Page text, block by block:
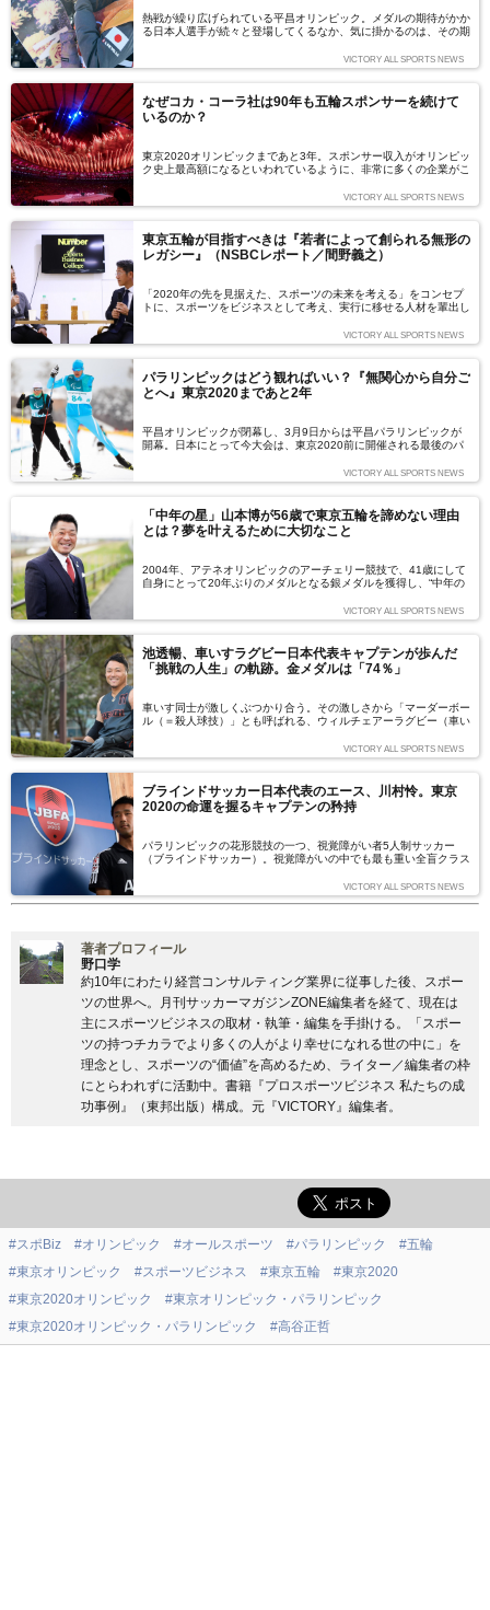
熱戦が繰り広げられている平昌オリンピック。メダルの期待がかか
る日本人選手が続々と登場してくるなか、気に掛かるのは、その期
ビッグイベントではしばしば、日本人選手がテレビの向こうにいる
ファンに向けて、涙ながらに謝る姿を目にしてきた。なぜ日本人選
か？ 平昌オリンピックが開催中で、東京オリンピックを2年後に
控えている今だからこそ、あらためて考えてみたい。（文＝谷口輝
世子）
VICTORY ALL SPORTS NEWS
なぜコカ・コーラ社は90年も五輪スポンサーを続けて
いるのか？
東京2020オリンピックまであと3年。スポンサー収入がオリンピッ
ク史上最高額になるといわれているように、非常に多くの企業がこ
る。だが同時に、スポンサー契約を結んだまではいいものの、そこ
から具体的にどうしたらいいのか分からないという声も聞かれる。
FIFA（国際サッカー連盟）パートナーを務めるコカ・コーラ社
が、いかにしてスポンサーシップを活用し、確固たるブランドを築
き上げているのか、そのスポーツマーケティングの極意・前編をお
VICTORY ALL SPORTS NEWS
東京五輪が目指すべきは『若者によって創られる無形の
レガシー』（NSBCレポート／間野義之）
「2020年の先を見据えた、スポーツの未来を考える」をコンセプ
トに、スポーツをビジネスとして考え、実行に移せる人材を輩出し
なる講義でゲストに迎えられたのは、早稲田大学スポーツ科学学術
院教授、そして東京オリンピック・パラリンピック競技大会組織委
て、「スポーツで日本を良くしたい」という思いからスポーツ政策
でレガシー創造に励む。（取材・文：新川諒 写真：荒川祐史）
VICTORY ALL SPORTS NEWS
パラリンピックはどう観ればいい？『無関心から自分ご
とへ』東京2020まであと2年
平昌オリンピックが閉幕し、3月9日からは平昌パラリンピックが
開幕。日本にとって今大会は、東京2020前に開催される最後のパ
ンピック委員会（IPC）は、パラアスリートが不可能を可能にして
いく様を通じて、社会変革を促していくことを目的に据えていま
のか――。障がい者スポーツの教育活動やメディアの立場で活動を
続けている3名の言葉とともに考えたいと思います。（取材・文＝
吉田直人）
VICTORY ALL SPORTS NEWS
「中年の星」山本博が56歳で東京五輪を諦めない理由
とは？夢を叶えるために大切なこと
2004年、アテネオリンピックのアーチェリー競技で、41歳にして
自身にとって20年ぶりのメダルとなる銀メダルを獲得し、“中年の
になった今も東京2020オリンピックを目指し、第一線で戦ってい
る。年齢を重ねても失われない競技へのモチベーションはどこから
めない心の持ち方について聞いた。（取材・構成＝大塚一樹）
VICTORY ALL SPORTS NEWS
池透暢、車いすラグビー日本代表キャプテンが歩んだ
「挑戦の人生」の軌跡。金メダルは「74％」
車いす同士が激しくぶつかり合う。その激しさから「マーダーボー
ル（＝殺人球技）」とも呼ばれる、ウィルチェアーラグビー（車い
グ１位のオーストラリアを破って金メダルを獲得し、東京2020パ
ラリンピックに向けて最も注目を浴びる競技の一つとなっている。
ら、キャプテンとしてチームメイトからも厚い信頼を得る池選手
が、いまアメリカリーグに挑戦しさらなる高みを目指している。こ
れまでの軌跡と、思い描くリーダー像、チームのこれからについて
VICTORY ALL SPORTS NEWS
ブラインドサッカー日本代表のエース、川村怜。東京
2020の命運を握るキャプテンの矜持
パラリンピックの花形競技の一つ、視覚障がい者5人制サッカー
（ブラインドサッカー）。視覚障がいの中でも最も重い全盲クラス
する。世界の舞台を席巻するのは、ブラジル、アルゼンチンといっ
た南米勢に加え、イラン、中国といったアジア勢も強力だ。そんな
ウンドについて聞いた。（取材・文＝吉田直人）
VICTORY ALL SPORTS NEWS
著者プロフィール
野口学
約10年にわたり経営コンサルティング業界に従事した後、スポー
ツの世界へ。月刊サッカーマガジンZONE編集者を経て、現在は
主にスポーツビジネスの取材・執筆・編集を手掛ける。「スポー
ツの持つチカラでより多くの人がより幸せになれる世の中に」を
理念とし、スポーツの“価値”を高めるため、ライター／編集者の枠
にとらわれずに活動中。書籍『プロスポーツビジネス 私たちの成
功事例』（東邦出版）構成。元『VICTORY』編集者。
#スポBiz #オリンピック #オールスポーツ #パラリンピック
#五輪
#東京オリンピック
#スポーツビジネス #東京五輪
#東京2020
#東京2020オリンピック
#東京オリンピック・パラリンピック
#東京2020オリンピック・パラリンピック
#高谷正哲